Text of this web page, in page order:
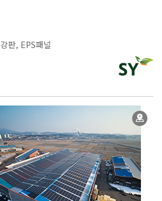
판, EPS패널